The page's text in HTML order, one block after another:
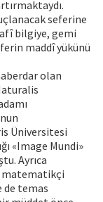
seferine
bilgiye, gemi
maddî yükünü
olan
Üniversitesi
«Image Mundi»
Ayrıca
matematikçi
de temas